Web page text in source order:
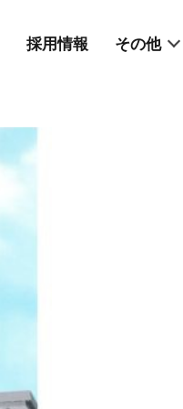
採用情報 その他